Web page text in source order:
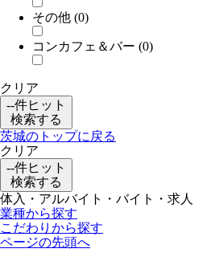
その他 (0)
コンカフェ＆バー (0)
クリア
--件ヒット
検索する
茨城のトップに戻る
クリア
--件ヒット
検索する
体入・アルバイト・バイト・求人
業種から探す
こだわりから探す
ページの先頭へ